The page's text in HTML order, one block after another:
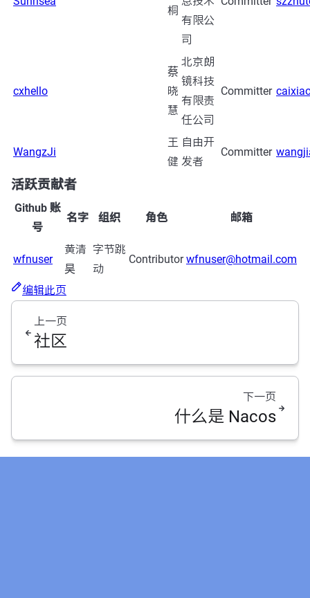
桐
有限公
司
cxhello
蔡
晓
慧
北京朗
镜科技
有限责
任公司
Committer
WangzJi
王
健
自由开
发者
Committer
活跃贡献者
Github 账
号
名字 组织 角色 邮箱
wfnuser
黄清
昊
字节跳
动
Contributor wfnuser@hotmail.com
编辑此页
上一页
社区
下一页
什么是 Nacos